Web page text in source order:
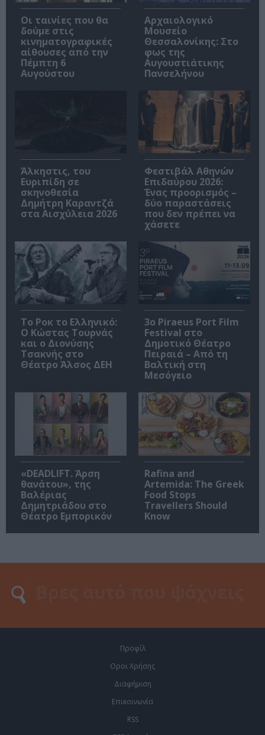
Οι ταινίες που θα
δούμε στις
κινηματογραφικές
αίθουσες από την
Πέμπτη 6
Αυγούστου
Αρχαιολογικό
Μουσείο
Θεσσαλονίκης: Στο
φως της
Αυγουστιάτικης
Πανσελήνου
Άλκηστις, του
Ευριπίδη σε
σκηνοθεσία
Δημήτρη Καραντζά
στα Αισχύλεια 2026
Φεστιβάλ Αθηνών
Επιδαύρου 2026:
Ένας προορισμός –
δύο παραστάσεις
που δεν πρέπει να
χάσετε
Το Ροκ το Ελληνικό:
Ο Κώστας Τουρνάς
και ο Διονύσης
Τσακνής στο
Θέατρο Άλσος ΔΕΗ
3o Piraeus Port Film
Festival στο
Δημοτικό Θέατρο
Πειραιά – Από τη
Βαλτική στη
Μεσόγειο
«DEADLIFT. Άρση
θανάτου», της
Βαλέριας
Δημητριάδου στο
Θέατρο Εμπορικόν
Rafina and
Artemida: The Greek
Food Stops
Travellers Should
Know
Προφίλ
Οροι Χρήσης
Διαφήμιση
Επικοινωνία
RSS